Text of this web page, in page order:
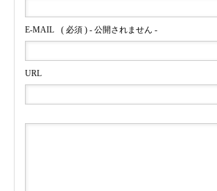
E-MAIL ( 必須 ) - 公開されません -
URL